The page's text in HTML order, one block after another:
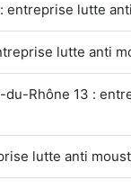
entreprise lutte
lutte anti
Rhône 13 :
lutte anti